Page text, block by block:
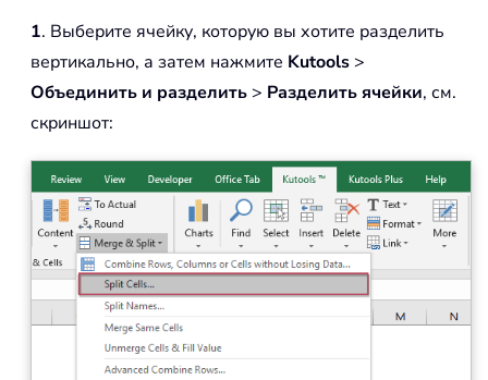
1. Выберите ячейку, которую вы хотите разделить
вертикально, а затем нажмите Kutools >
Объединить и разделить > Разделить ячейки, см.
скриншот: